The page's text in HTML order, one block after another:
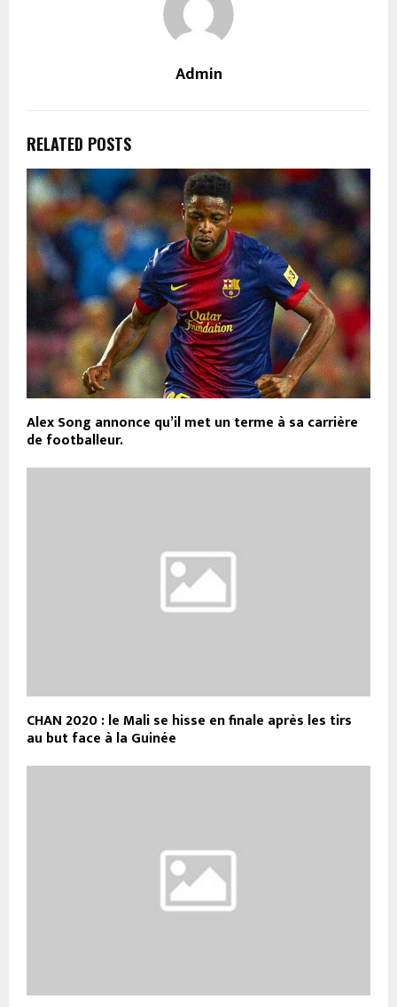
Admin
RELATED POSTS
Alex Song annonce qu’il met un terme à sa carrière
de footballeur.
CHAN 2020 : le Mali se hisse en finale après les tirs
au but face à la Guinée